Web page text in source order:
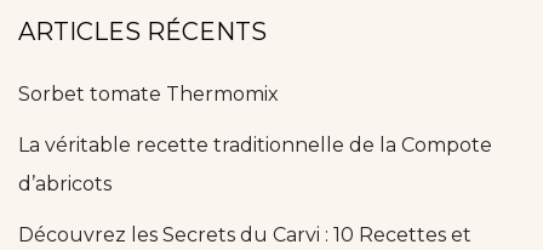
ARTICLES RÉCENTS
Sorbet tomate Thermomix
La véritable recette traditionnelle de la Compote
d’abricots
Découvrez les Secrets du Carvi : 10 Recettes et